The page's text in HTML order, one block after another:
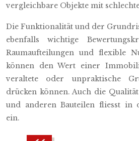
vergleichbare Objekte mit
Die Funktionalität und der
ebenfalls wichtige
Raumaufteilungen und flexible
können den Wert einer
veraltete oder unpraktische
drücken können. Auch die
und anderen Bauteilen fliesst in
ein.